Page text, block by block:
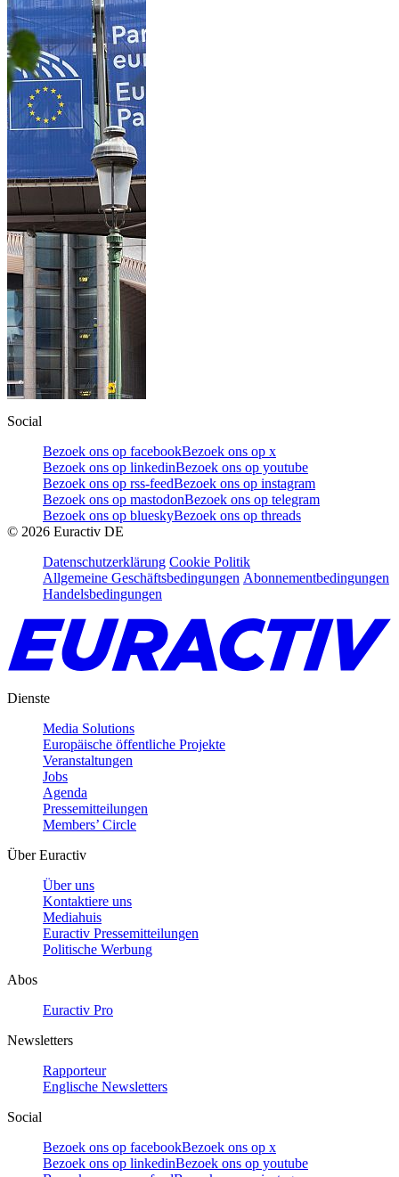
Social
Bezoek ons op facebookBezoek ons op x
Bezoek ons op linkedinBezoek ons op youtube
Bezoek ons op rss-feedBezoek ons op instagram
Bezoek ons op mastodonBezoek ons op telegram
Bezoek ons op blueskyBezoek ons op threads
© 2026 Euractiv DE
Datenschutzerklärung Cookie Politik
Allgemeine Geschäftsbedingungen Abonnementbedingungen
Handelsbedingungen
Dienste
Media Solutions
Europäische öffentliche Projekte
Veranstaltungen
Jobs
Agenda
Pressemitteilungen
Members’ Circle
Über Euractiv
Über uns
Kontaktiere uns
Mediahuis
Euractiv Pressemitteilungen
Politische Werbung
Abos
Euractiv Pro
Newsletters
Rapporteur
Englische Newsletters
Social
Bezoek ons op facebookBezoek ons op x
Bezoek ons op linkedinBezoek ons op youtube